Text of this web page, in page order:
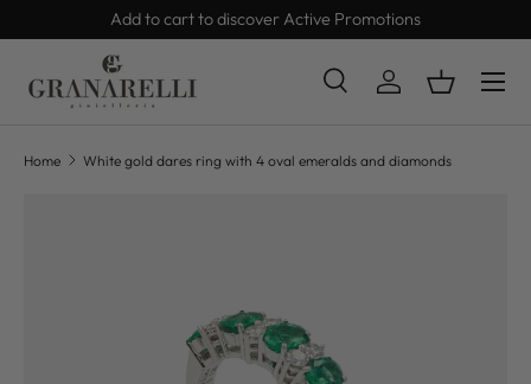
SKIP TO CONTENT
Express Delivery 24/48h
SearchLog inBasket
Home White gold dares ring with 4 oval emeralds and diamonds